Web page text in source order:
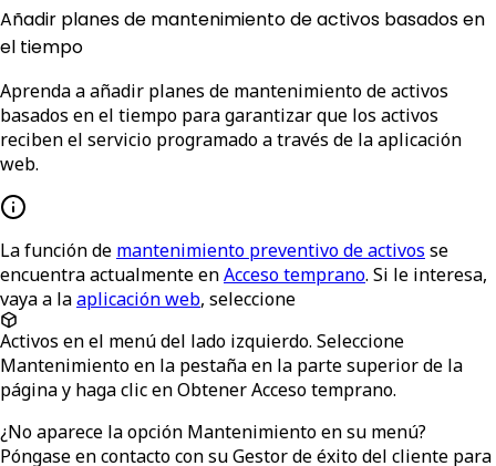
Añadir planes de mantenimiento de activos basados en
el tiempo
Aprenda a añadir planes de mantenimiento de activos
basados en el tiempo para garantizar que los activos
reciben el servicio programado a través de la aplicación
web.
La función de mantenimiento preventivo de activos se
encuentra actualmente enAcceso temprano. Si le interesa,
vaya a laaplicación web, seleccione
Activos en el menú del lado izquierdo. Seleccione
Mantenimientoen la pestaña en la parte superior de la
página y haga clic enObtener Acceso temprano.
¿No aparece la opción Mantenimiento en su menú?
Póngase en contacto con su Gestor de éxito del cliente para